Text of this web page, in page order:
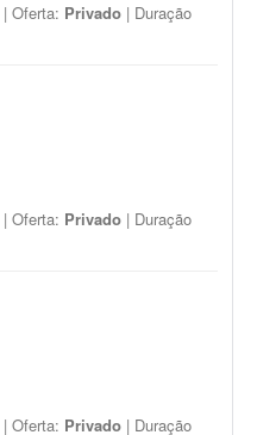
| Oferta: Privado | Duração
| Oferta: Privado | Duração
| Oferta: Privado | Duração